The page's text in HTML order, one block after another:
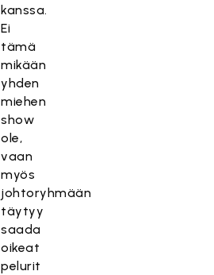
kanssa.
Ei
tämä
mikään
yhden
miehen
show
ole,
vaan
myös
johtoryhmään
täytyy
saada
oikeat
pelurit